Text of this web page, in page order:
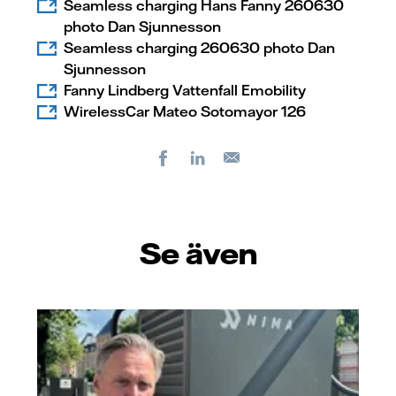
Seamless charging Hans Fanny 260630
photo Dan Sjunnesson
Seamless charging 260630 photo Dan
Sjunnesson
Fanny Lindberg Vattenfall Emobility
WirelessCar Mateo Sotomayor 126
FacebookLinkedIn
Se även